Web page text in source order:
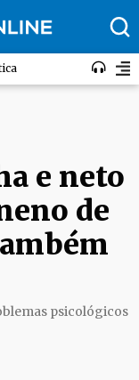
e neto
de
psicológicos